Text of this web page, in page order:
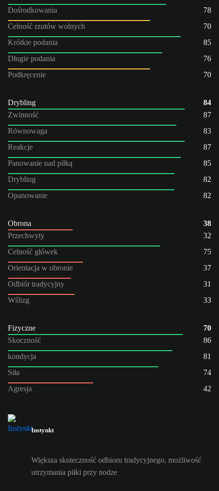
Dośrodkowania
78
Celność rzutów wolnych
70
Krótkie podania
85
Długie podania
76
Podkręcenie
70
Drybling
84
Zwinność
87
Równowaga
83
Reakcje
87
Panowanie nad piłką
85
Drybling
82
Opanowanie
82
Obrona
38
Przechwyty
32
Celność główek
75
Orientacja w obronie
37
Odbiór tradycyjny
31
Wślizg
33
Fizyczne
70
Skoczność
86
kondycja
81
Siła
74
Agresja
42
Instynkt
Większa skuteczność odbioru tradycyjnego, możliwość
utrzymania piłki przy nodze